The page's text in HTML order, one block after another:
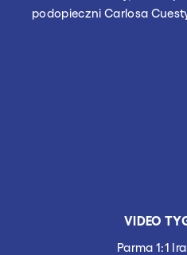
podopieczni Carlosa
VIDEO
Parma 1:1